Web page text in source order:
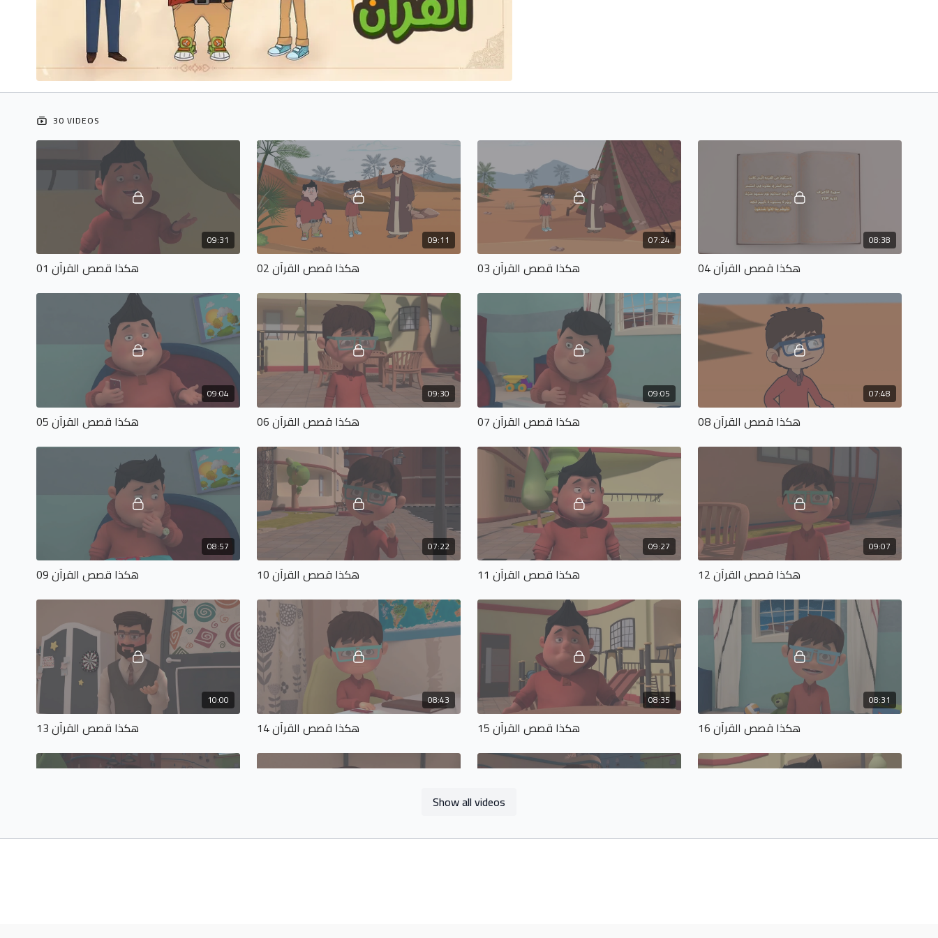
30 VIDEOS
Show all videos
09:31
هكذا قصص القرآن 01
09:11
هكذا قصص القرآن 02
07:24
هكذا قصص القرآن 03
08:38
هكذا قصص القرآن 04
09:04
هكذا قصص القرآن 05
09:30
هكذا قصص القرآن 06
09:05
هكذا قصص القرآن 07
07:48
هكذا قصص القرآن 08
08:57
هكذا قصص القرآن 09
07:22
هكذا قصص القرآن 10
09:27
هكذا قصص القرآن 11
09:07
هكذا قصص القرآن 12
10:00
هكذا قصص القرآن 13
08:43
هكذا قصص القرآن 14
08:35
هكذا قصص القرآن 15
08:31
هكذا قصص القرآن 16